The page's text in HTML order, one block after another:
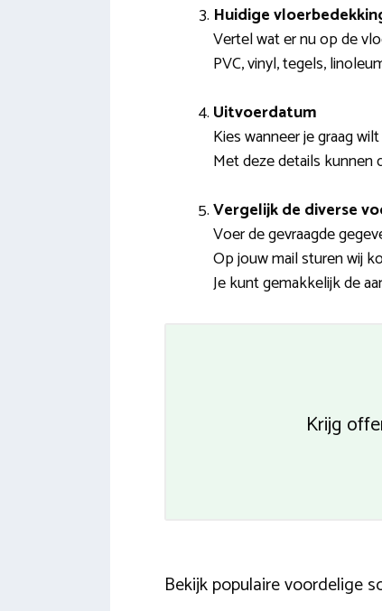
Huidige
Vertel wat er nu op de
PVC, vinyl, tegels,
Uitvoerdatum
Kies wanneer je graag
Met deze details kunnen
Vergelijk de diverse
Voer de gevraagde
Op jouw mail sturen wij
Je kunt gemakkelijk de
Krijg
Bekijk populaire voordelige